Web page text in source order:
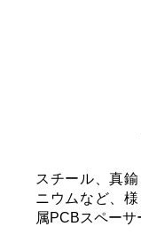
スチール、真
ニウムなど、
属PCBスペーサ